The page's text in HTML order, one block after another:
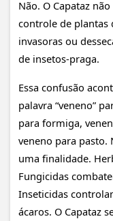
Não. O Capataz
controle de plantas
invasoras ou
de insetos-praga.
Essa confusão
palavra “veneno”
para formiga,
veneno para
uma finalidade.
Fungicidas
Inseticidas
ácaros. O Capataz